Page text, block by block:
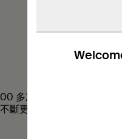
多次彎曲測試*，並採用
斷更換它們。 其外部採用